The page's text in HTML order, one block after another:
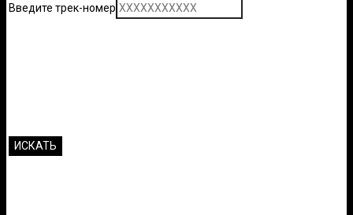
Введите трек-номер